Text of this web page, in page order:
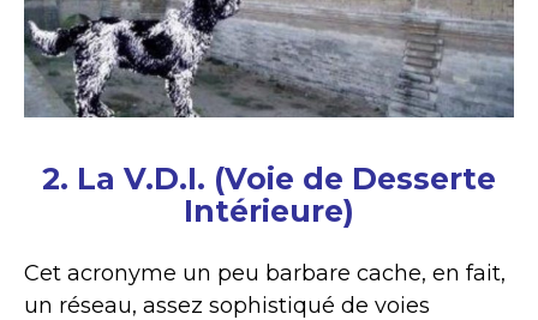
2. La V.D.I. (Voie de Desserte
Intérieure)
Cet acronyme un peu barbare cache, en fait,
un réseau, assez sophistiqué de voies